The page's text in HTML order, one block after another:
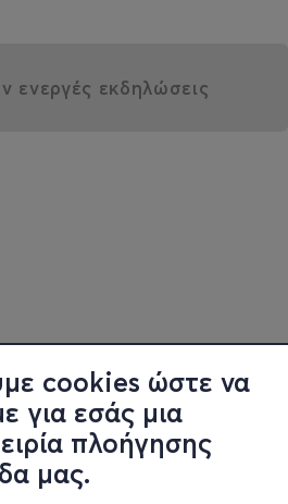
cookies ώστε να
για εσάς μια
πλοήγησης
μας.
ενεργές εκδηλώσεις